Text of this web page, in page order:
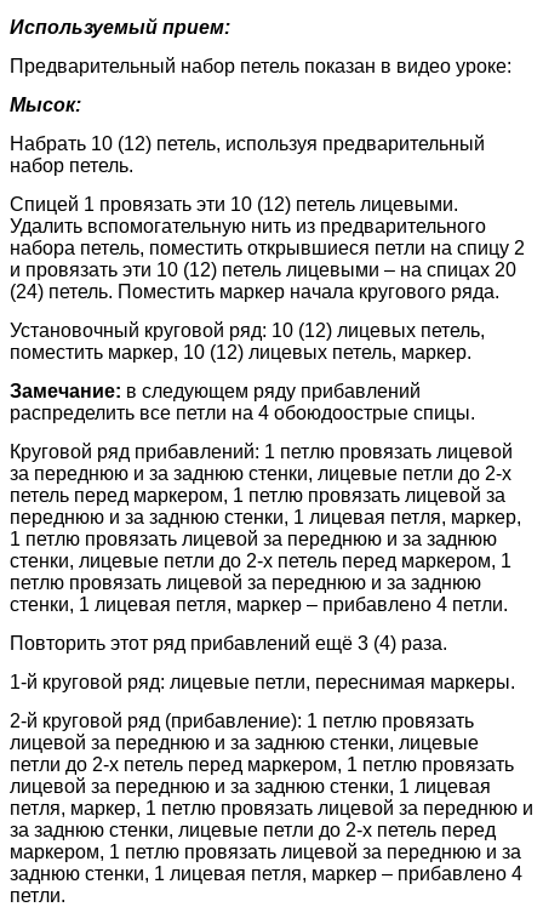
Используемый прием:
Предварительный набор петель показан в видео уроке:
Мысок:
Набрать 10 (12) петель, используя предварительный
набор петель.
Спицей 1 провязать эти 10 (12) петель лицевыми.
Удалить вспомогательную нить из предварительного
набора петель, поместить открывшиеся петли на спицу 2
и провязать эти 10 (12) петель лицевыми – на спицах 20
(24) петель. Поместить маркер начала кругового ряда.
Установочный круговой ряд: 10 (12) лицевых петель,
поместить маркер, 10 (12) лицевых петель, маркер.
Замечание: в следующем ряду прибавлений
распределить все петли на 4 обоюдоострые спицы.
Круговой ряд прибавлений: 1 петлю провязать лицевой
за переднюю и за заднюю стенки, лицевые петли до 2-х
петель перед маркером, 1 петлю провязать лицевой за
переднюю и за заднюю стенки, 1 лицевая петля, маркер,
1 петлю провязать лицевой за переднюю и за заднюю
стенки, лицевые петли до 2-х петель перед маркером, 1
петлю провязать лицевой за переднюю и за заднюю
стенки, 1 лицевая петля, маркер – прибавлено 4 петли.
Повторить этот ряд прибавлений ещё 3 (4) раза.
1-й круговой ряд: лицевые петли, переснимая маркеры.
2-й круговой ряд (прибавление): 1 петлю провязать
лицевой за переднюю и за заднюю стенки, лицевые
петли до 2-х петель перед маркером, 1 петлю провязать
лицевой за переднюю и за заднюю стенки, 1 лицевая
петля, маркер, 1 петлю провязать лицевой за переднюю и
за заднюю стенки, лицевые петли до 2-х петель перед
маркером, 1 петлю провязать лицевой за переднюю и за
заднюю стенки, 1 лицевая петля, маркер – прибавлено 4
петли.